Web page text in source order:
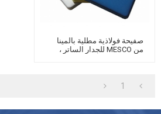
صفيحة فولاذية مطلية بالمينا
من MESCO للجدار الساتر ،
1